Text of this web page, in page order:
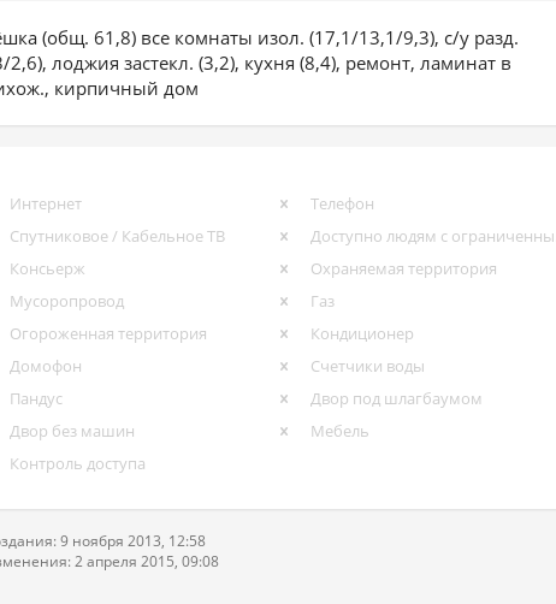
(общ. 61,8) все комнаты изол. (17,1/13,1/9,3), с/у разд.
2,6), лоджия застекл. (3,2), кухня (8,4), ремонт, ламинат в
кирпичный дом
Интернет
Телефон
Спутниковое / Кабельное ТВ
Консьерж
Охраняемая территория
Мусоропровод
Газ
Огороженная территория
Кондиционер
Домофон
Счетчики воды
Пандус
Двор под шлагбаумом
Двор без машин
Мебель
Контроль доступа
9 ноября 2013, 12:58
2 апреля 2015, 09:08